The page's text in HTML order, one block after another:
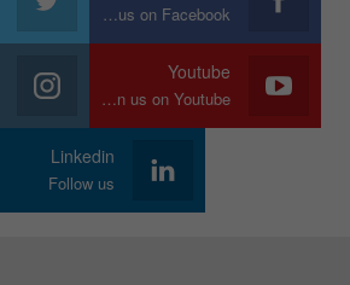
Join us on Facebook
Youtube
Join us on Youtube
Linkedin
Follow us